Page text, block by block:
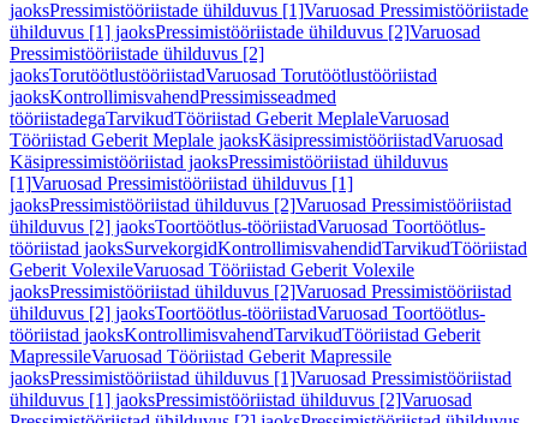
jaoksPressimistööriistade ühilduvus [1]Varuosad Pressimistööriistade
ühilduvus [1] jaoksPressimistööriistade ühilduvus [2]Varuosad
Pressimistööriistade ühilduvus [2]
jaoksTorutöötlustööriistadVaruosad Torutöötlustööriistad
jaoksKontrollimisvahendPressimisseadmed
tööriistadegaTarvikudTööriistad Geberit MeplaleVaruosad
Tööriistad Geberit Meplale jaoksKäsipressimistööriistadVaruosad
Käsipressimistööriistad jaoksPressimistööriistad ühilduvus
[1]Varuosad Pressimistööriistad ühilduvus [1]
jaoksPressimistööriistad ühilduvus [2]Varuosad Pressimistööriistad
ühilduvus [2] jaoksToortöötlus-tööriistadVaruosad Toortöötlus-
tööriistad jaoksSurvekorgidKontrollimisvahendidTarvikudTööriistad
Geberit VolexileVaruosad Tööriistad Geberit Volexile
jaoksPressimistööriistad ühilduvus [2]Varuosad Pressimistööriistad
ühilduvus [2] jaoksToortöötlus-tööriistadVaruosad Toortöötlus-
tööriistad jaoksKontrollimisvahendTarvikudTööriistad Geberit
MapressileVaruosad Tööriistad Geberit Mapressile
jaoksPressimistööriistad ühilduvus [1]Varuosad Pressimistööriistad
ühilduvus [1] jaoksPressimistööriistad ühilduvus [2]Varuosad